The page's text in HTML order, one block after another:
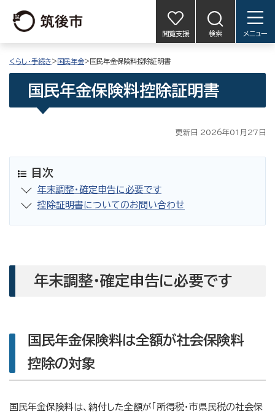
閲覧支援 検索 メニュー
くらし・手続き>国民年金>国民年金保険料控除証明書
国民年金保険料控除証明書
更新日 2026年01月27日
目次
年末調整・確定申告に必要です
控除証明書についてのお問い合わせ
年末調整・確定申告に必要です
国民年金保険料は全額が社会保険料
控除の対象
国民年金保険料は、納付した全額が「所得税・市県民税の社会保